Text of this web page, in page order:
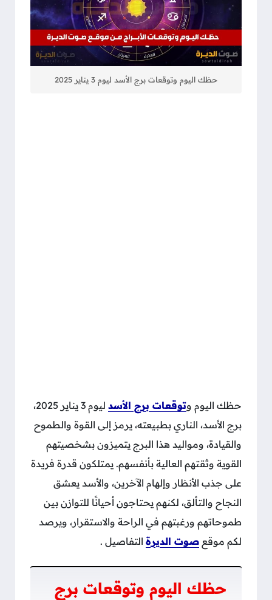
حظك اليوم وتوقعات برج الأسد ليوم 3 يناير 2025
حظك اليوم وتوقعات برج الأسد
ليوم 3 يناير 2025،
برج الأسد، الناري بطبيعته، يرمز إلى القوة والطموح
والقيادة، ومواليد هذا البرج يتميزون بشخصيتهم
القوية وثقتهم العالية بأنفسهم. يمتلكون قدرة فريدة
على جذب الأنظار وإلهام الآخرين، والأسد يعشق
النجاح والتألق، لكنهم يحتاجون أحيانًا للتوازن بين
طموحاتهم ورغبتهم في الراحة والاستقرار، ويرصد
لكم موقع صوت الديرة التفاصيل .
حظك اليوم وتوقعات برج